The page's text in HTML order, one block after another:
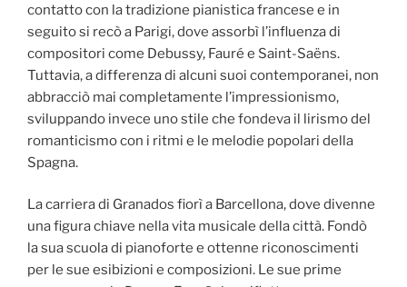
contatto con la tradizione pianistica francese e in
seguito si recò a Parigi, dove assorbì l’influenza di
compositori come Debussy, Fauré e Saint-Saëns.
Tuttavia, a differenza di alcuni suoi contemporanei, non
abbracciò mai completamente l’impressionismo,
sviluppando invece uno stile che fondeva il lirismo del
romanticismo con i ritmi e le melodie popolari della
Spagna.
La carriera di Granados fiorì a Barcellona, dove divenne
una figura chiave nella vita musicale della città. Fondò
la sua scuola di pianoforte e ottenne riconoscimenti
per le sue esibizioni e composizioni. Le sue prime